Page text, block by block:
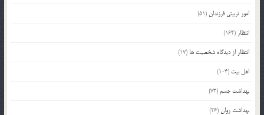
امور تربیتی فرزندان(51)
انتظار (164)
انتظار از دیدگاه شخصیت ها (17)
اهل بیت (104)
بهداشت جسم(73)
بهداشت روان(26)